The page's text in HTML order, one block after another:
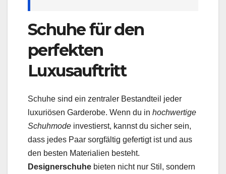
Schuhe für den
perfekten
Luxusauftritt
Schuhe sind ein zentraler Bestandteil jeder
luxuriösen Garderobe. Wenn du in hochwertige
Schuhmode investierst, kannst du sicher sein,
dass jedes Paar sorgfältig gefertigt ist und aus
den besten Materialien besteht.
Designerschuhe bieten nicht nur Stil, sondern